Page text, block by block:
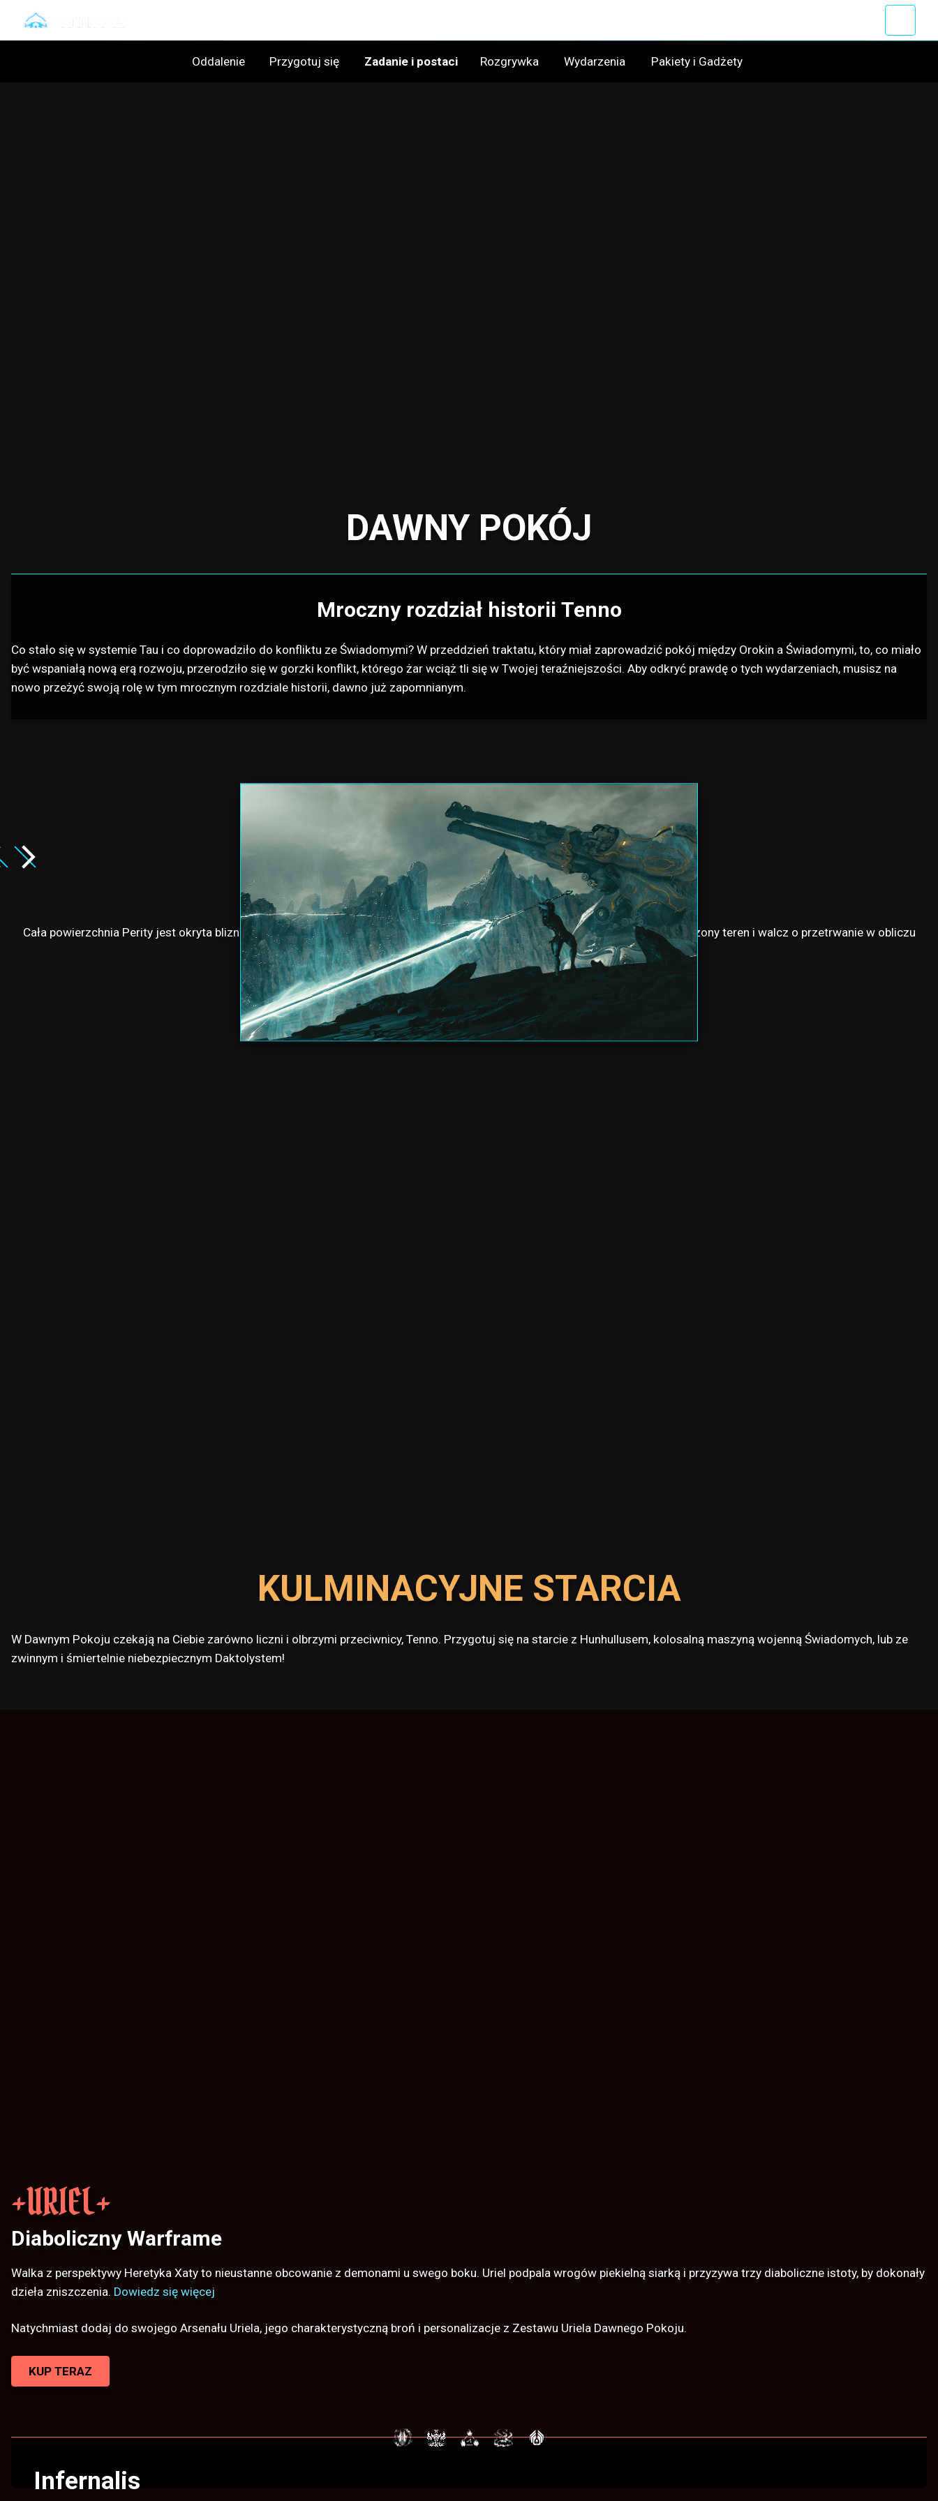
Oddalenie Przygotuj się Zadanie i postaci Rozgrywka Wydarzenia Pakiety i Gadżety
DAWNY POKÓJ
Mroczny rozdział historii Tenno
Co stało się w systemie Tau i co doprowadziło do konfliktu ze Świadomymi? W przeddzień traktatu, który miał zaprowadzić pokój między Orokin a Świadomymi, to, co miało
być wspaniałą nową erą rozwoju, przerodziło się w gorzki konflikt, którego żar wciąż tli się w Twojej teraźniejszości. Aby odkryć prawdę o tych wydarzeniach, musisz na
nowo przeżyć swoją rolę w tym mrocznym rozdziale historii, dawno już zapomnianym.
Staw czoła historycznym bitwom
Cała powierzchnia Perity jest okryta bliznami wojny. Dziurawa od ostrzału i przecięta okopami, przemierzaj ponownie ten zniszczony teren i walcz o przetrwanie w obliczu
powstania Anarchów Daks.
KULMINACYJNE STARCIA
W Dawnym Pokoju czekają na Ciebie zarówno liczni i olbrzymi przeciwnicy, Tenno. Przygotuj się na starcie z Hunhullusem, kolosalną maszyną wojenną Świadomych, lub ze
zwinnym i śmiertelnie niebezpiecznym Daktolystem!
+URIEL+
Diaboliczny Warframe
Walka z perspektywy Heretyka Xaty to nieustanne obcowanie z demonami u swego boku. Uriel podpala wrogów piekielną siarką i przyzywa trzy diaboliczne istoty, by dokonały
dzieła zniszczenia. Dowiedz się więcej
Natychmiast dodaj do swojego Arsenału Uriela, jego charakterystyczną broń i personalizacje z Zestawu Uriela Dawnego Pokoju.
KUP TERAZ
Infernalis